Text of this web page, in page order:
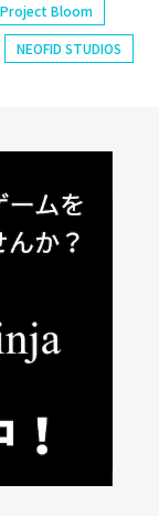
Project Bloom
NEOFID STUDIOS